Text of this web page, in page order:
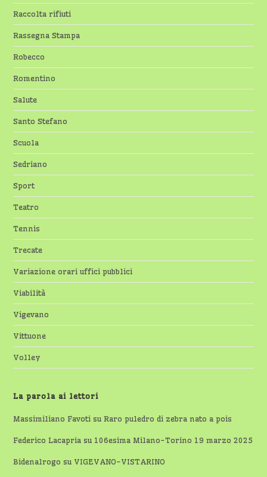
Raccolta rifiuti
Rassegna Stampa
Robecco
Romentino
Salute
Santo Stefano
Scuola
Sedriano
Sport
Teatro
Tennis
Trecate
Variazione orari uffici pubblici
Viabilità
Vigevano
Vittuone
Volley
La parola ai lettori
Massimiliano Favoti suRaro puledro di zebra nato a pois
Federico Lacapria su 106esima Milano-Torino 19 marzo 2025
Bidenalrogo su VIGEVANO-VISTARINO